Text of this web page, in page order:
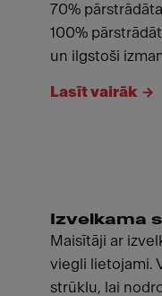
70%
100%
un ilgstoši
Lasīt vairāk
Izvelkama
Maisītāji ar
viegli lietojami.
strūklu, lai